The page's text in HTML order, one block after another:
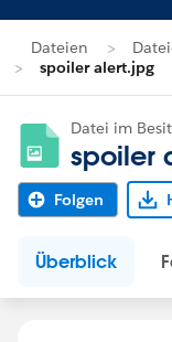
Dateien
spoiler alert.jpg
Datei im
spoiler
Folgen
Überblick